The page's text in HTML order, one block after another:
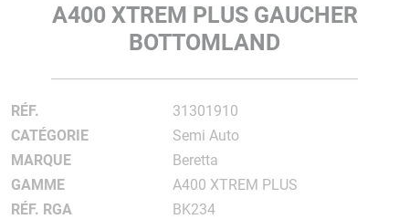
A400 XTREM PLUS GAUCHER
BOTTOMLAND
RÉF.
31301910
CATÉGORIE
Semi Auto
MARQUE
Beretta
GAMME
A400 XTREM PLUS
RÉF. RGA
BK234